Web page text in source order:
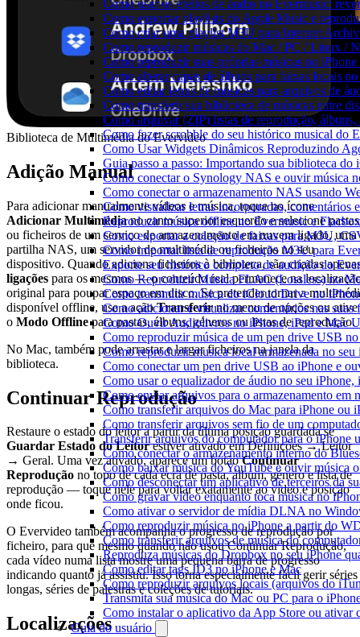
Como usar os efeitos de áudio no Evermusic:
Como exportar playlists do Apple Music e
Como criar uma playlist M3U para Internet
Como reproduzir músicas do Mac / PC / Linux /
Como reproduzir suas próprias músicas no
Como alterar capas de álbuns para faixas locais
Como editar letras de músicas para arquivos de
Como transferir sua biblioteca de músicas entre
Como arquivar (ZIP) listas de reprodução,
Como fazer scrobble do seu histórico musical do
Como Usar Widgets Dinâmicos Reproduzindo
Guia passo a passo: Importando sua biblioteca
Como conectar o Synology NAS e ouvir música
Como conectar o armazenamento NAS usando
Como visualizar letras incorporadas,
Reproduzir música offline no Evermusic e
Como exportar a coleção de faixas para M3U,
Como importar lista de reprodução M3U para
Exporte seu histórico completo de audição do
Como Reproduzir Música FLAC (Lossless) no
Como transmitir música do iCloud Drive no
Como adicionar e visualizar comentários nas
Como Ouvir Audiolivros no iPhone, iPad e Mac
Como reproduzir música de um pen drive USB
Como reproduzir musica local armazenada no
Como conectar um pen drive USB ao iPhone e
Como usar o equalizador de áudio no seu
Como enviar arquivos para o armazenamento
Como transferir arquivos do Mac para iPhone ou
Como transferir arquivos sem fio de um
Transferir arquivos do computador para o iPhone
Como conectar o armazenamento interno do
Como baixar música do YouTube e ouvir música
Como desconectar um aplicativo de terceiros da
Como gravar vídeo enquanto toca música no
Como ativar o servidor de mídia DLNA no
Como reproduzir música no iPhone a partir do
Como transferir arquivos de música do
Reproduza músicas do Dropbox no seu iPhone
Como editar tags ID3 no iPhone e Mac
Como reproduzir arquivos locais (arquivos do
Transmita sua música do Mac ou PC para o
Como instalar o aplicativo da App Store ou
Guia do usuário
Biblioteca de Multimédia do Evervideo
Adição Manual
Para adicionar manualmente vídeos e música, toque no ícone
Adicionar Multimédiano canto superior esquerdo e selecione pastas
ou ficheiros de um serviço de armazenamento em nuvem ligado, uma
partilha NAS, um servidor de multimédia ou ficheiros no seu
dispositivo. Quando adiciona ficheiros à biblioteca, são criadas
ligações para os mesmos — o conteúdo real permanece na
original para poupar espaço em disco. Se pretender tornar a
disponível offline, use a açãoTransferirno menu de opções ou ative
o Modo Offlinepara pastas, álbuns, géneros ou listas de reprodução.
No Mac, também pode arrastar e largar ficheiros na janela da
biblioteca.
Continuar Reprodução
Restaure o estado do leitor a partir da última posição guardada se
Guardar Estado do Leitorestiver ativado em Definições → Leitor
→ Geral. Uma vez ativado, aparece um botãoContinuar
Reprodução no topo de cada ecrã de pasta, álbum, género e lista de
reprodução — toque nele para voltar exatamente ao vídeo e posição
onde ficou.
O Evervideo também acompanha o progresso de reprodução por
ficheiro, para que mesmo quando não usou Continuar Reprodução,
cada vídeo numa lista mostre uma pequena barra de progresso
indicando quanto já assistiu. Isso torna especialmente fácil gerir séries
longas, séries de palestras e coleções de tutoriais.
Localizações